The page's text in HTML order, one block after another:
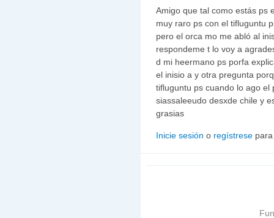
Amigo que tal como estás ps
muy raro ps con el tifluguntu
pero el orca mo me abló al
respondeme t lo voy a
d mi heermano ps porfa
el inisio a y otra pregunta
tifluguntu ps cuando lo ago el
siassaleeudo desxde chile y
grasias
Inicie sesión o regístrese